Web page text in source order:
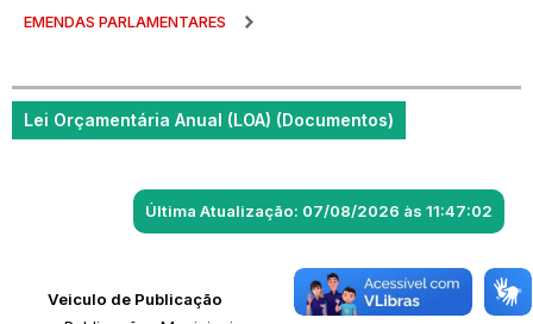
EMENDAS PARLAMENTARES
Lei Orçamentária Anual (LOA) (Documentos)
Última Atualização: 07/08/2026 às 11:47:02
Veiculo de Publicação